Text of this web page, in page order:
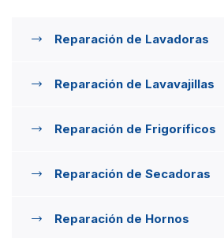
Reparación de Lavadoras
Reparación de Lavavajillas
Reparación de Frigoríficos
Reparación de Secadoras
Reparación de Hornos